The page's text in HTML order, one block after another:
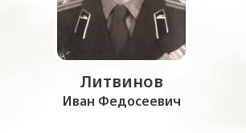
Литвинов
Иван Федосеевич